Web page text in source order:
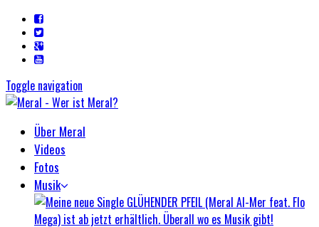
Toggle navigation
Über Meral
Videos
Fotos
Musik